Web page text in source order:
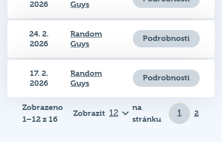
2026
Guys
24. 2.
2026
Random
Guys
Podrobnosti
17. 2.
2026
Random
Guys
Podrobnosti
Zobrazeno
1–12 z 16
Zobrazit
na
stránku
2